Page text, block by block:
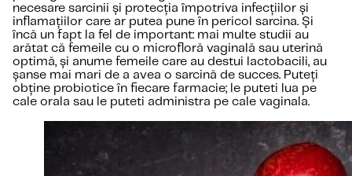
necesare sarcinii și protecția împotriva infecțiilor și
inflamațiilor care ar putea pune în pericol sarcina. Și
încă un fapt la fel de important: mai multe studii au
arătat că femeile cu o microfloră vaginală sau uterină
optimă, și anume femeile care au destui lactobacili, au
șanse mai mari de a avea o sarcină de succes. Puteți
obține probiotice în fiecare farmacie; le puteti lua pe
cale orala sau le puteti administra pe cale vaginala.